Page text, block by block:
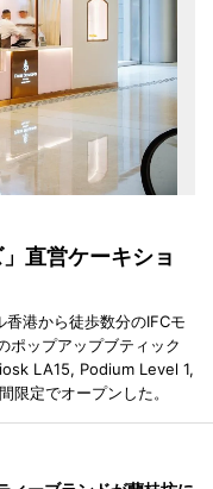
直営ケーキショ
港から徒歩数分のIFCモ
ポップアップブティック
LA15, Podium Level 1,
定でオープンした。